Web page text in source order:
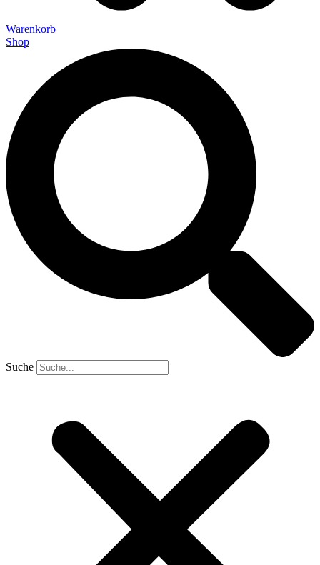
Warenkorb
Shop
Suche